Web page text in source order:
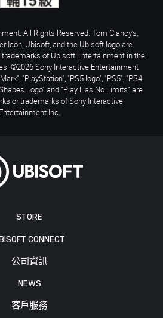
STORE
CONNECT
公司資訊
NEWS
客戶服務
All Rights Reserved. Tom Clancy’s,
Icon, Ubisoft, and the Ubisoft logo are
of Ubisoft Entertainment in the
©2026 Sony Interactive Entertainment
"PlayStation", "PS5 logo", "PS5", "PS4
Logo" and "Play Has No Limits" are
or trademarks of Sony Interactive
Entertainment Inc.